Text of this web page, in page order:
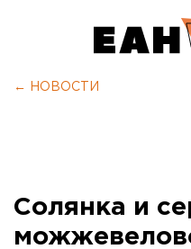
← НОВОСТИ
Солянка и